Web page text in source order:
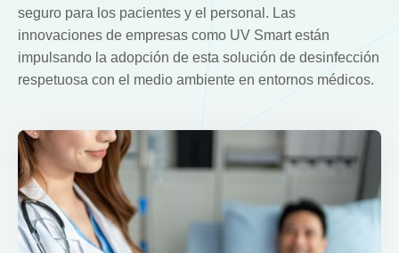
seguro para los pacientes y el personal. Las
innovaciones de empresas como UV Smart están
impulsando la adopción de esta solución de desinfección
respetuosa con el medio ambiente en entornos médicos.